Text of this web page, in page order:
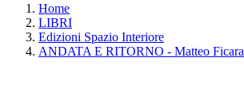
Home
LIBRI
Edizioni Spazio Interiore
ANDATA E RITORNO - Matteo Ficara